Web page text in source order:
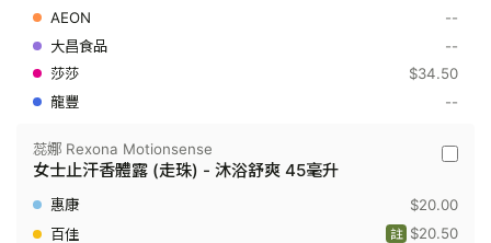
走
氛
香)
毫
升
--
--
$34.50
--
蕊
Rexona
-
蕊娜 Rexona Motionsense
女士止汗香體露 (走珠) - 沐浴舒爽 45毫升
$20.00
$20.50
註